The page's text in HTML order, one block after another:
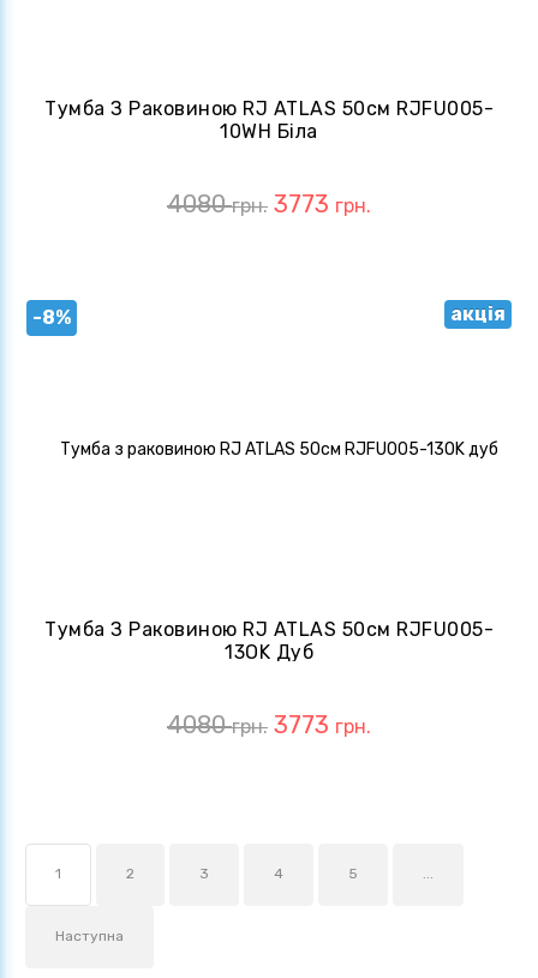
Тумба З Раковиною RJ ATLAS 50см RJFU005-
10WH Біла
4080грн. 3773 грн.
-8% акція
Тумба З Раковиною RJ ATLAS 50см RJFU005-
13OK Дуб
4080грн. 3773 грн.
1 2 3 4 5
Наступна